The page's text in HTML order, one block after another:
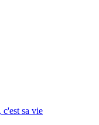
c'est sa vie